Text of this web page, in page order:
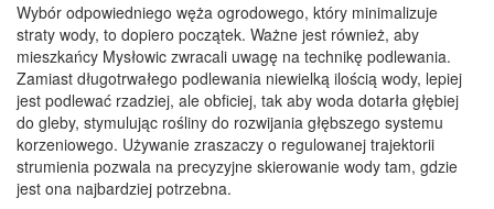
Wybór odpowiedniego węża ogrodowego, który minimalizuje
straty wody, to dopiero początek. Ważne jest również, aby
mieszkańcy Mysłowic zwracali uwagę na technikę podlewania.
Zamiast długotrwałego podlewania niewielką ilością wody, lepiej
jest podlewać rzadziej, ale obficiej, tak aby woda dotarła głębiej
do gleby, stymulując rośliny do rozwijania głębszego systemu
korzeniowego. Używanie zraszaczy o regulowanej trajektorii
strumienia pozwala na precyzyjne skierowanie wody tam, gdzie
jest ona najbardziej potrzebna.